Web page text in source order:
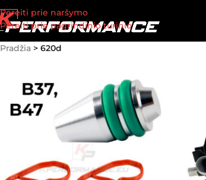
Pereiti prie naršymo
Pereiti prie pagrindinio turinio
Pradžia > 620d